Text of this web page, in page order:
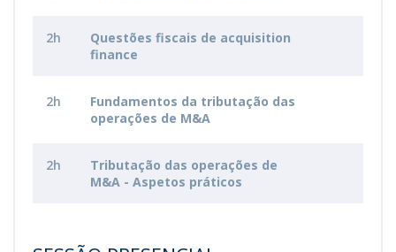
2h
Questões fiscais de acquisition
finance
2h
Fundamentos da tributação das
operações de M&A
2h
Tributação das operações de
M&A - Aspetos práticos